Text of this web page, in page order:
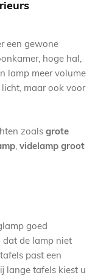
een gewone
hoge hal,
lamp meer volume
maar ook voor
zoals grote
, videlamp groot
goed
dat de lamp niet
past een
lange tafels kiest u